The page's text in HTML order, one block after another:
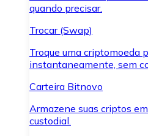
quando precisar.
Trocar (Swap)
Troque uma criptomoeda
instantaneamente, sem
Carteira Bitnovo
Armazene suas criptos
custodial.